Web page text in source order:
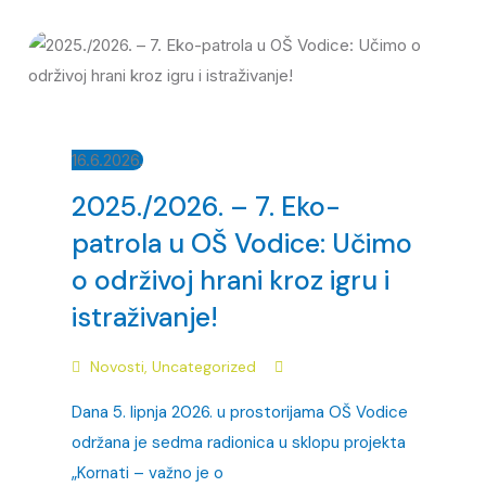
16.6.2026.
2025./2026. – 7. Eko-
patrola u OŠ Vodice: Učimo
o održivoj hrani kroz igru i
istraživanje!
Novosti,Uncategorized
Dana 5. lipnja 2026. u prostorijama OŠ Vodice
održana je sedma radionica u sklopu projekta
„Kornati – važno je o